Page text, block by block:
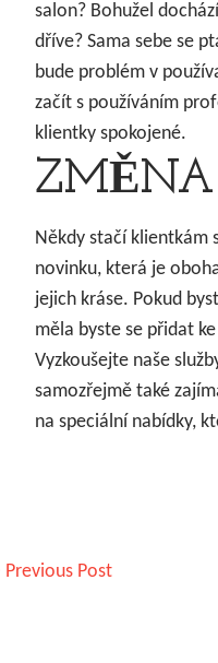
salon? Bohužel
dříve? Sama sebe se
bude problém v
začít s používáním
klientky spokojené.
ZMĚNA
Někdy stačí klientkám
novinku, která je
jejich kráse. Pokud
měla byste se přidat
Vyzkoušejte naše
samozřejmě také
na speciální nabídky,
Post